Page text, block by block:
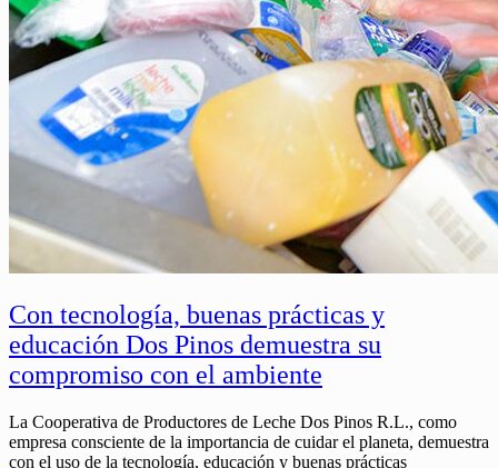
Con tecnología, buenas prácticas y
educación Dos Pinos demuestra su
compromiso con el ambiente
La Cooperativa de Productores de Leche Dos Pinos R.L., como
empresa consciente de la importancia de cuidar el planeta, demuestra
con el uso de la tecnología, educación y buenas prácticas